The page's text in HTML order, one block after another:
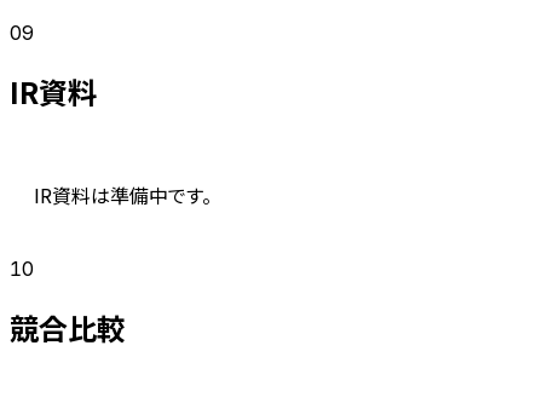
09
IR資料
IR資料は準備中です。
10
競合比較